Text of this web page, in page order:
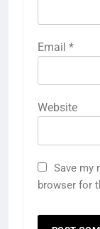
Email *
Website
Save my
browser for